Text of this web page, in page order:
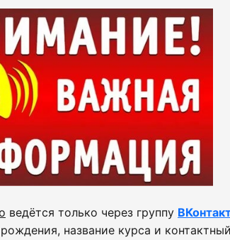
ведётся только через группу
название курса и